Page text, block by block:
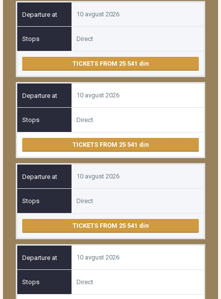
10 avgust 2026
Direct
TICKETS FROM 25 541
10 avgust 2026
Direct
TICKETS FROM 25 541
10 avgust 2026
Direct
TICKETS FROM 25 541
10 avgust 2026
Direct